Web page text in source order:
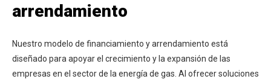
arrendamiento
Nuestro modelo de financiamiento y arrendamiento está
diseñado para apoyar el crecimiento y la expansión de las
empresas en el sector de la energía de gas. Al ofrecer soluciones